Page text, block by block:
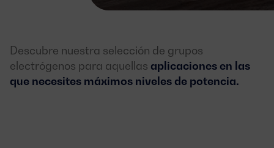
Descubre nuestra selección de grupos
electrógenos para aquellas aplicaciones en las
que necesites máximos niveles de potencia.